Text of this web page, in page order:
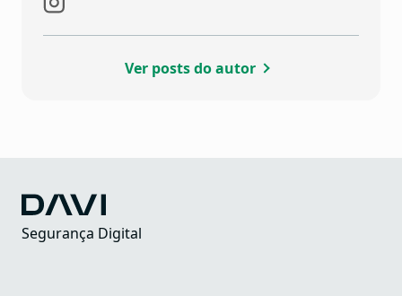
Ver posts do autor
Segurança Digital